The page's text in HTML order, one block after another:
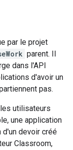
par le projet
parent. Il
dans l'API
d'avoir un
pas.
utilisateurs
une application
devoir créé
Classroom,